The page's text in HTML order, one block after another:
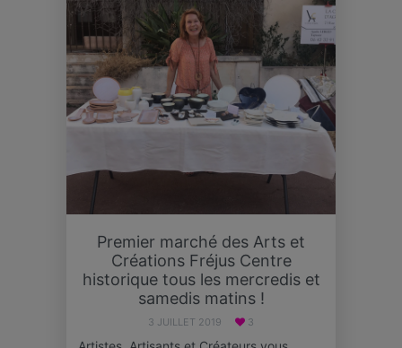
Premier marché des Arts et
Créations Fréjus Centre
historique tous les mercredis et
samedis matins !
3 JUILLET 2019 3